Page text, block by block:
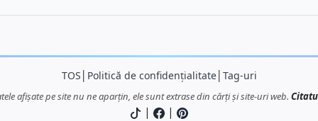
TOS Politică de confidențialitate│ Tag-uri
afișate pe site nu ne aparțin, ele sunt extrase din cărți și site-uri web.
| |